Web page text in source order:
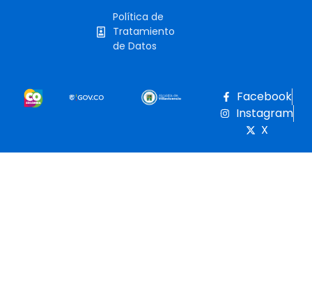
Política de
Tratamiento
de Datos
Facebook
Instagram
X